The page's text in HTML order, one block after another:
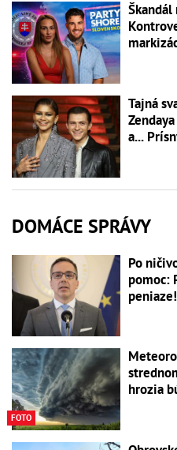
Tajná
a...
DOMÁCE SPRÁVY
Po
pomoc:
FOTO
hrozia